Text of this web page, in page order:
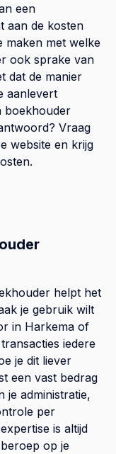
een
aan de kosten
maken met welke
ook sprake van
dat de manier
aanlevert
boekhouder
Vraag
website en krijg
helpt het
je gebruik wilt
in Harkema of
iedere
je dit liever
een vast bedrag
je administratie,
per
is altijd
op je